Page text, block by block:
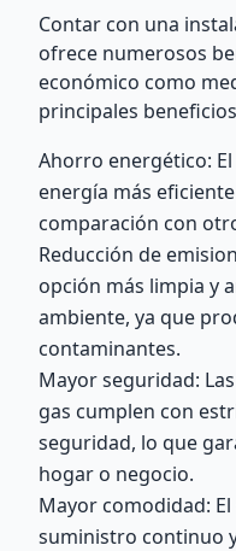
Contar con una
ofrece numerosos
económico como
principales
Ahorro energético:
energía más
comparación con
Reducción de
opción más limpia y
ambiente, ya que
contaminantes.
Mayor seguridad:
gas cumplen con
seguridad, lo que
hogar o negocio.
Mayor comodidad:
suministro continuo